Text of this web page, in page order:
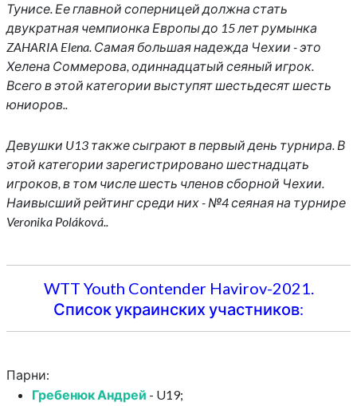
Тунисе. Ее главной соперницей должна стать
двукратная чемпионка Европы до 15 лет румынка
ZAHARIA Elena. Самая большая надежда Чехии - это
Хелена Соммерова, одиннадцатый сеяный игрок.
Всего в этой категории выступят шестьдесят шесть
юниоров..
Девушки U13 также сыграют в первый день турнира. В
этой категории зарегистрировано шестнадцать
игроков, в том числе шесть членов сборной Чехии.
Наивысший рейтинг среди них - №4 сеяная на турнире
Veronika Poláková..
WTT Youth Contender Havirov-2021.
Список украинских участников:
Парни:
Гребенюк Андрей - U19;